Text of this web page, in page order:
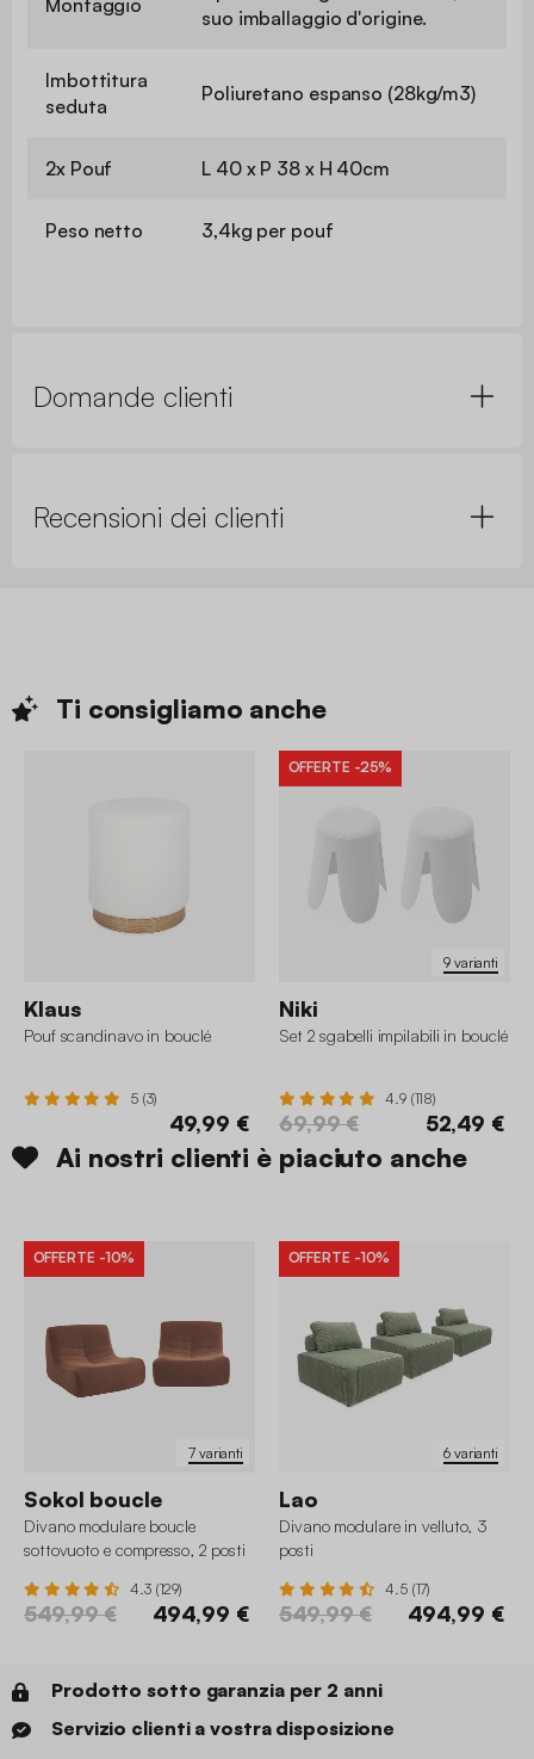
suo imballaggio d'origine.
Imbottitura
seduta
Poliuretano espanso (28kg/m3)
2x Pouf L 40 x P 38 x H 40cm
Peso netto 3,4kg per pouf
Domande clienti
Recensioni dei clienti
Ti consigliamo anche
Klaus
Pouf scandinavo in bouclé
5 (3)
49,99 €
9 varianti
OFFERTE -25%
Niki
Set 2 sgabelli impilabili in bouclé
4.9 (118)
69,99 € 52,49 €
Ai nostri clienti è piaciuto anche
7 varianti
OFFERTE -10%
Sokol boucle
Divano modulare boucle
sottovuoto e compresso, 2 posti
4.3 (129)
549,99 € 494,99 €
6 varianti
OFFERTE -10%
Lao
Divano modulare in velluto, 3
posti
4.5 (17)
549,99 € 494,99 €
Prodotto sotto garanzia per 2 anni
Servizio clienti a vostra disposizione